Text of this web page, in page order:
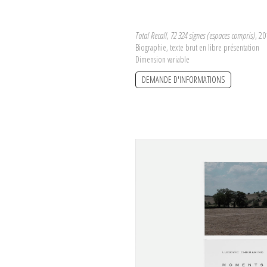
Total Recall, 72 324 signes (espaces compris),
Biographie, texte brut en libre présentation
Dimension variable
DEMANDE D'INFORMATIONS